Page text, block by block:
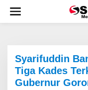
w
Syarifuddin
Tiga Kades
Gubernur